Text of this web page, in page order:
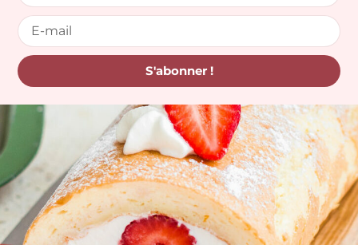
S'abonner !